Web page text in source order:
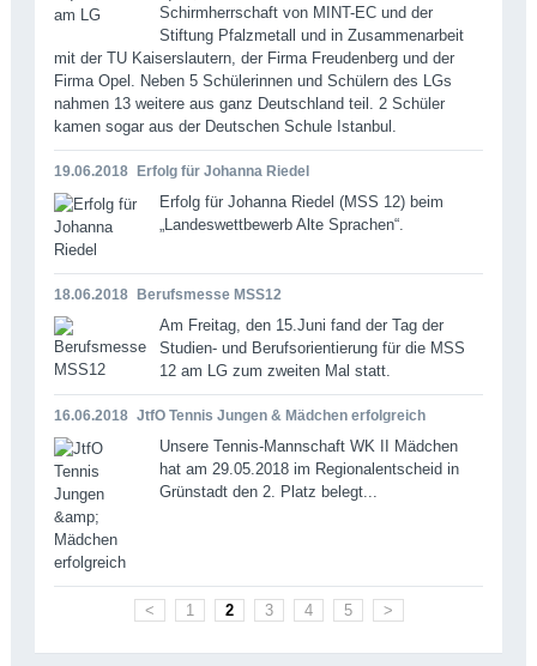
Schirmherrschaft von MINT-EC und der
Stiftung Pfalzmetall und in Zusammenarbeit
mit der TU Kaiserslautern, der Firma Freudenberg und der
Firma Opel. Neben 5 Schülerinnen und Schülern des LGs
nahmen 13 weitere aus ganz Deutschland teil. 2 Schüler
kamen sogar aus der Deutschen Schule Istanbul.
19.06.2018 Erfolg für Johanna Riedel
Erfolg für Johanna Riedel (MSS 12) beim
„Landeswettbewerb Alte Sprachen“.
18.06.2018 Berufsmesse MSS12
Am Freitag, den 15.Juni fand der Tag der
Studien- und Berufsorientierung für die MSS
12 am LG zum zweiten Mal statt.
16.06.2018 JtfO Tennis Jungen & Mädchen erfolgreich
Unsere Tennis-Mannschaft WK II Mädchen
hat am 29.05.2018 im Regionalentscheid in
Grünstadt den 2. Platz belegt...
< 1 2 3 4 5 >